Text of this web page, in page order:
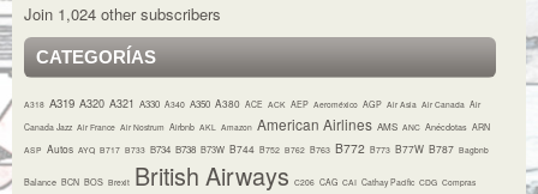
Join 1,024 other subscribers
CATEGORÍAS
A318 A319 A320 A321 A330 A340 A350 A380 ACE ACK AEP Aeroméxico AGP Air Asia Air Canada Air
Canada Jazz Air France Air Nostrum Airbnb AKL Amazon American Airlines AMS ANC Anécdotas ARN
ASP Autos AYQ B717 B733 B734 B738 B73W B744 B752 B762 B763 B772 B773 B77W B787 Bagbnb
Balance BCN BOS Brexit British Airways C206 CAG CAI Cathay Pacific CDG Compras